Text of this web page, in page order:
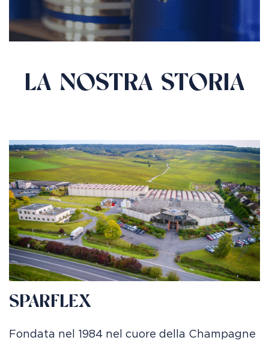
LA NOSTRA STORIA
SPARFLEX
Fondata nel 1984 nel cuore della Champagne